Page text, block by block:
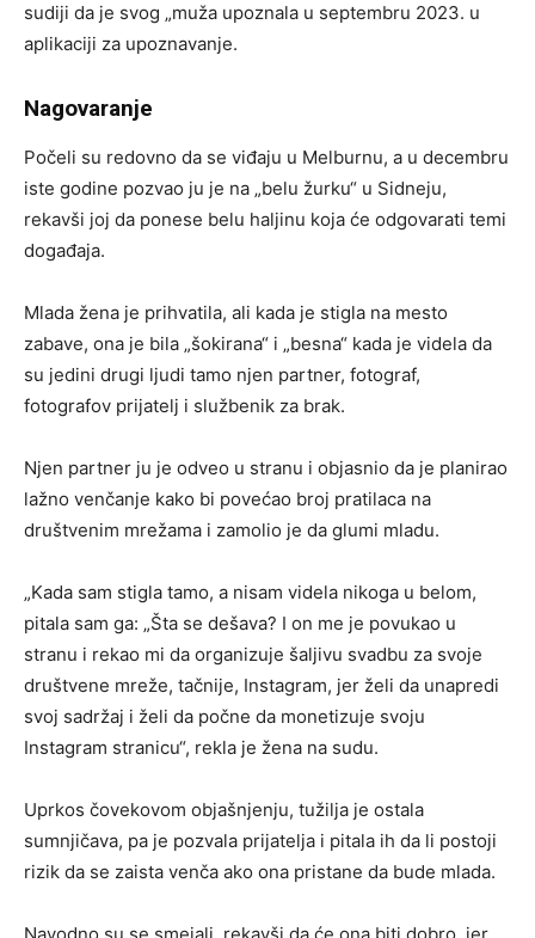
sudiji da je svog „muža upoznala u septembru 2023. u
aplikaciji za upoznavanje.
Nagovaranje
Počeli su redovno da se viđaju u Melburnu, a u decembru
iste godine pozvao ju je na „belu žurku“ u Sidneju,
rekavši joj da ponese belu haljinu koja će odgovarati temi
događaja.
Mlada žena je prihvatila, ali kada je stigla na mesto
zabave, ona je bila „šokirana“ i „besna“ kada je videla da
su jedini drugi ljudi tamo njen partner, fotograf,
fotografov prijatelj i službenik za brak.
Njen partner ju je odveo u stranu i objasnio da je planirao
lažno venčanje kako bi povećao broj pratilaca na
društvenim mrežama i zamolio je da glumi mladu.
„Kada sam stigla tamo, a nisam videla nikoga u belom,
pitala sam ga: „Šta se dešava? I on me je povukao u
stranu i rekao mi da organizuje šaljivu svadbu za svoje
društvene mreže, tačnije, Instagram, jer želi da unapredi
svoj sadržaj i želi da počne da monetizuje svoju
Instagram stranicu“, rekla je žena na sudu.
Uprkos čovekovom objašnjenju, tužilja je ostala
sumnjičava, pa je pozvala prijatelja i pitala ih da li postoji
rizik da se zaista venča ako ona pristane da bude mlada.